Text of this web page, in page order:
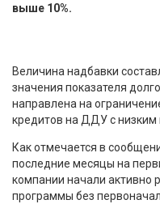
выше 10%.
Величина надбавки
значения показателя
направлена на
кредитов на ДДУ с низким
Как отмечается в
последние месяцы на
компании начали активно
программы без